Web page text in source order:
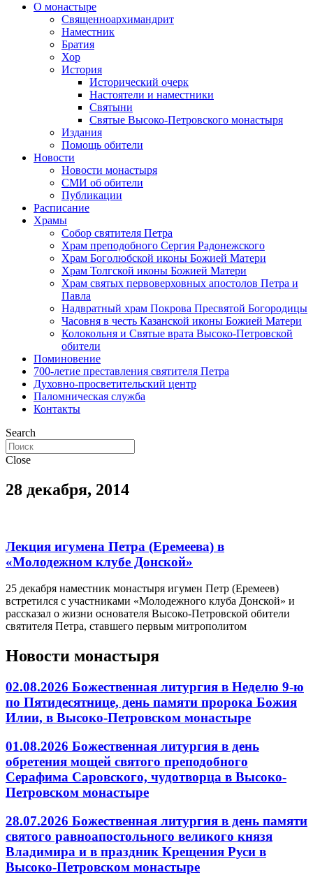
О монастыре
Священноархимандрит
Наместник
Братия
Хор
История
Исторический очерк
Настоятели и наместники
Святыни
Святые Высоко-Петровского монастыря
Издания
Помощь обители
Новости
Новости монастыря
СМИ об обители
Публикации
Расписание
Храмы
Собор святителя Петра
Храм преподобного Сергия Радонежского
Храм Боголюбской иконы Божией Матери
Храм Толгской иконы Божией Матери
Храм святых первоверховных апостолов Петра и
Павла
Надвратный храм Покрова Пресвятой Богородицы
Часовня в честь Казанской иконы Божией Матери
Колокольня и Святые врата Высоко-Петровской
обители
Поминовение
700-летие преставления святителя Петра
Духовно-просветительский центр
Паломническая служба
Контакты
Search
Close
28 декабря, 2014
Лекция игумена Петра (Еремеева) в
«Молодежном клубе Донской»
25 декабря наместник монастыря игумен Петр (Еремеев)
встретился с участниками «Молодежного клуба Донской» и
рассказал о жизни основателя Высоко-Петровской обители
святителя Петра, ставшего первым митрополитом
Новости монастыря
02.08.2026 Божественная литургия в Неделю 9-ю
по Пятидесятнице, день памяти пророка Божия
Илии, в Высоко-Петровском монастыре
01.08.2026 Божественная литургия в день
обретения мощей святого преподобного
Серафима Саровского, чудотворца в Высоко-
Петровском монастыре
28.07.2026 Божественная литургия в день памяти
святого равноапостольного великого князя
Владимира и в праздник Крещения Руси в
Высоко-Петровском монастыре